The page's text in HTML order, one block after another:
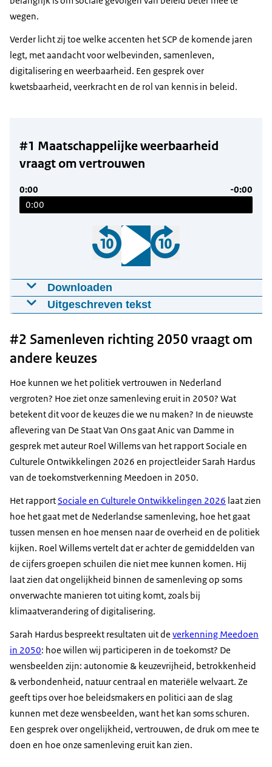
wegen.
Verder licht zij toe welke accenten het SCP de komende jaren
legt, met aandacht voor welbevinden, samenleven,
digitalisering en weerbaarheid. Een gesprek over
kwetsbaarheid, veerkracht en de rol van kennis in beleid.
#1 Maatschappelijke weerbaarheid
vraagt om vertrouwen
0:00
0:00
-0:00
Downloaden
#1 Maatschappelijke weerbaarheid vraagt
15-01-2026 mp3 43.1 MB
Download
Uitgeschreven tekst
Ja als je wilt dat mensen zich gaan inzetten voor
maatschappelijke doelen dan is die dat
belangrijk en wat je ziet is dat met dat lage
vertrouwen ook het onderschrijven van
belangrijke principes van die rechtsstaat toch een
beetje onder druk komt te staan.
Welkom bij De Staat van Ons, de maandelijkse
podcast van het Sociaal en Cultureel Planbureau.
Mijn naam is Anic van Damme en in deze serie
onderzoeken we hoe Nederland ervoor staat.En
dat doen we door te kijken naar de mensen achter
de cijfers en de verhalen achter het beleid. In onze
eerste aflevering richten we ons op een thema dat
de komende jaren centraal staat voor het SCP.
Maatschappelijke weerbaarheid, wat maakt een
samenleving eigenlijk weerbaar, wat verbindt ons
en hoe versterken we de sociale structuren die
nodig zijn om crisis en grote transities aan te
kunnen.
Mijn gast vandaag is professor doctor Karen van
Oudenhoven, ruim drie jaar directeur van het
Sociaal en Cultureel Planbureau. Karen welkom.
Karen van Oudenhoven
Dankjewel. Fijn om hier te zijn
#2 Samenleven richting 2050 vraagt om
andere keuzes
Hoe kunnen we het politiek vertrouwen in Nederland
vergroten? Hoe ziet onze samenleving eruit in 2050? Wat
betekent dit voor de keuzes die we nu maken? In de nieuwste
aflevering van De Staat Van Ons gaat Anic van Damme in
gesprek met auteur Roel Willems van het rapport Sociale en
Culturele Ontwikkelingen 2026 en projectleider Sarah Hardus
van de toekomstverkenning Meedoen in 2050.
Het rapport Sociale en Culturele Ontwikkelingen 2026 laat zien
hoe het gaat met de Nederlandse samenleving, hoe het gaat
tussen mensen en hoe mensen naar de overheid en de politiek
kijken. Roel Willems vertelt dat er achter de gemiddelden van
de cijfers groepen schuilen die niet mee kunnen komen. Hij
laat zien dat ongelijkheid binnen de samenleving op soms
onverwachte manieren tot uiting komt, zoals bij
klimaatverandering of digitalisering.
Sarah Hardus bespreekt resultaten uit de verkenning Meedoen
in 2050: hoe willen wij participeren in de toekomst? De
wensbeelden zijn: autonomie & keuzevrijheid, betrokkenheid
& verbondenheid, natuur centraal en materiële welvaart. Ze
geeft tips over hoe beleidsmakers en politici aan de slag
kunnen met deze wensbeelden, want het kan soms schuren.
Een gesprek over ongelijkheid, vertrouwen, de druk om mee te
doen en hoe onze samenleving eruit kan zien.